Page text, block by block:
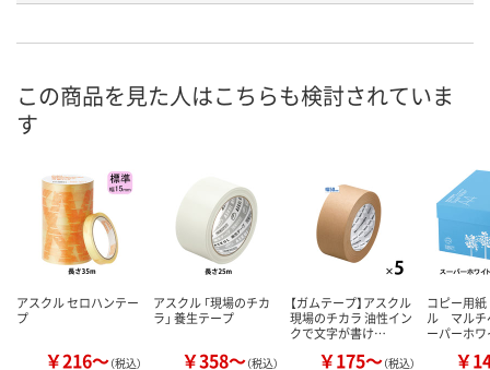
8月10日（月）
カゴへ カ
この商品を見た人はこちらも検討されていま
す
アスクル セロハンテー
プ
￥216～（税込）
アスクル 「現場のチカ
ラ」 養生テープ
￥358～（税込）
【ガムテープ】アスクル
現場のチカラ 油性イン
クで文字が書け…
￥175～（税込）
コピー用
ル マルチ
ーパーホワ
￥